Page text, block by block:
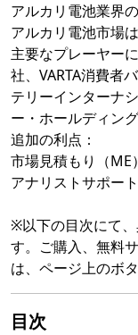
アルカリ電池業界
アルカリ電池市場
主要なプレーヤー
社、VARTA消費者
テリーインターナ
ー・ホールディン
追加の利点：
市場見積もり（ME
アナリストサポー
※以下の目次にて
す。ご購入、無料
は、ページ上のボ
目次